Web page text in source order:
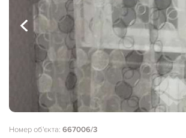
Номер об'єкта: 667006/3